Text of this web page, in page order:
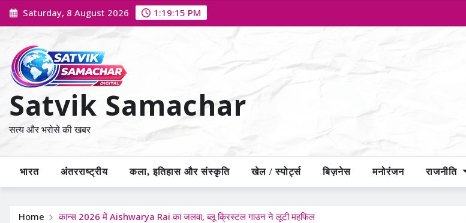
Skip
to
Saturday, 8 August 2026 1:19:16 PM
Satvik Samachar
सत्य और भरोसे की खबर
भारत अंतरराष्ट्रीय कला, इतिहास और संस्कृति खेल / स्पोर्ट्स बिज़नेस मनोरंजन राजनीति
Home कान्स 2026 में Aishwarya Rai का जलवा, ब्लू क्रिस्टल गाउन ने लूटी महफिल